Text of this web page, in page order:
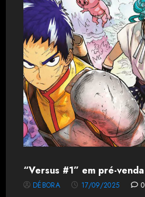
“Versus #1” em pré-venda
DÉBORA 17/09/2025 0